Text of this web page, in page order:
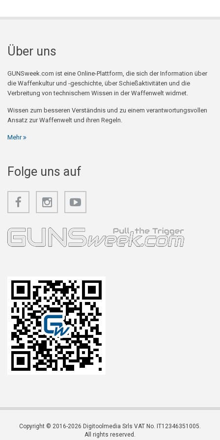
Über uns
GUNSweek.com ist eine Online-Plattform, die sich der Information über
die Waffenkultur und -geschichte, über Schießaktivitäten und die
Verbreitung von technischem Wissen in der Waffenwelt widmet.
Wissen zum besseren Verständnis und zu einem verantwortungsvollen
Ansatz zur Waffenwelt und ihren Regeln.
Mehr
Folge uns auf
Copyright © 2016-2026 Digitoolmedia Srls VAT No. IT12346351005.
All rights reserved.